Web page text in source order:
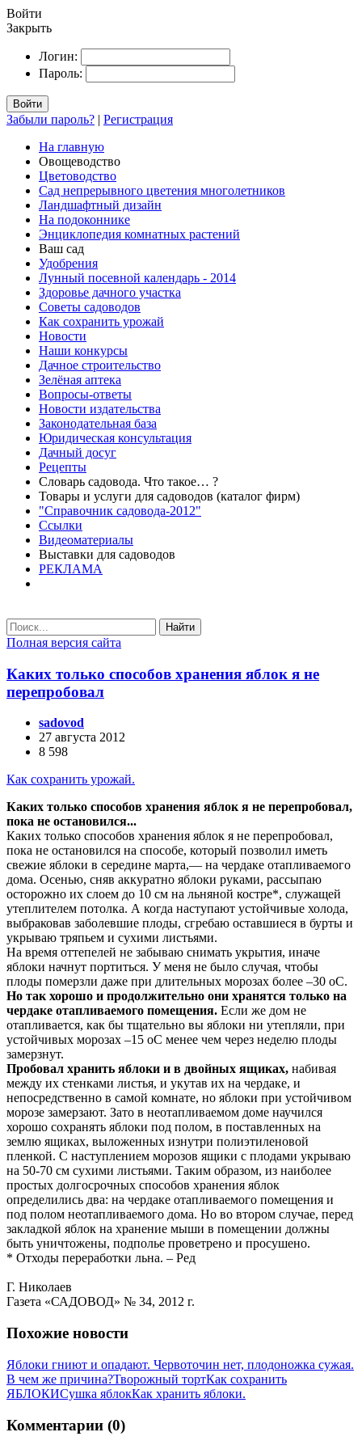
Войти
Закрыть
Логин:
Пароль:
Войти
Забыли пароль? | Регистрация
На главную
Овощеводство
Цветоводство
Сад непрерывного цветения многолетников
Ландшафтный дизайн
На подоконнике
Энциклопедия комнатных растений
Ваш сад
Удобрения
Лунный посевной календарь - 2014
Здоровье дачного участка
Советы садоводов
Как сохранить урожай
Новости
Наши конкурсы
Дачное строительство
Зелёная аптека
Вопросы-ответы
Новости издательства
Законодательная база
Юридическая консультация
Дачный досуг
Рецепты
Словарь садовода. Что такое… ?
Товары и услуги для садоводов (каталог фирм)
"Справочник садовода-2012"
Ссылки
Видеоматериалы
Выставки для садоводов
РЕКЛАМА
Найти
Полная версия сайта
Каких только способов хранения яблок я не
перепробовал
sadovod
27 августа 2012
8 598
Как сохранить урожай.
Каких только способов хранения яблок я не перепробовал,
пока не остановился...
Каких только способов хранения яблок я не перепробовал,
пока не остановился на способе, который позволил иметь
свежие яблоки в середине марта,— на чердаке отапливаемого
дома. Осенью, сняв аккуратно яблоки руками, рассыпаю
осторожно их слоем до 10 см на льняной костре*, служащей
утеплителем потолка. А когда наступают устойчивые холода,
выбраковав заболевшие плоды, сгребаю оставшиеся в бурты и
укрываю тряпьем и сухими листьями.
На время оттепелей не забываю снимать укрытия, иначе
яблоки начнут портиться. У меня не было слу­чая, чтобы
плоды померзли даже при длительных морозах более –30 оС.
Но так хорошо и продолжительно они хранятся только на
чердаке отапливаемого помещения. Если же дом не
отапливается, как бы тщательно вы яблоки ни утепляли, при
устойчивых морозах –15 оС менее чем через неделю плоды
замерзнут.
Пробовал хранить яблоки и в двойных ящиках, набивая
между их стенками листья, и укутав их на чердаке, и
непосредственно в самой комнате, но яблоки при устойчивом
морозе замерзают. Зато в неотапливаемом доме научился
хорошо сохранять яблоки под полом, в поставленных на
землю ящиках, выложенных изнутри полиэтиленовой
пленкой. С наступлением морозов ящики с плодами укрываю
на 50-70 см сухими листьями. Таким образом, из наиболее
простых долгосрочных способов хранения яблок
определились два: на чердаке отапливаемого помещения и
под полом неотапливаемого дома. Но во втором случае, перед
закладкой яблок на хранение мыши в помещении должны
быть уничтожены, подполье проветрено и просушено.
* Отходы переработки льна. – Ред
Г. Николаев
Газета «САДОВОД» № 34, 2012 г.
Похожие новости
Яблоки гниют и опадают. Червоточин нет, плодоножка сужая.
В чем же причина?Творожный тортКак сохранить
ЯБЛОКИСушка яблокКак хранить яблоки.
Комментарии (0)